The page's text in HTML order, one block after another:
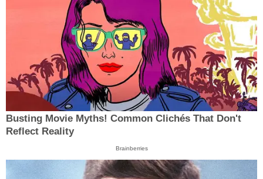
Busting Movie Myths! Common Clichés That Don't
Reflect Reality
Brainberries